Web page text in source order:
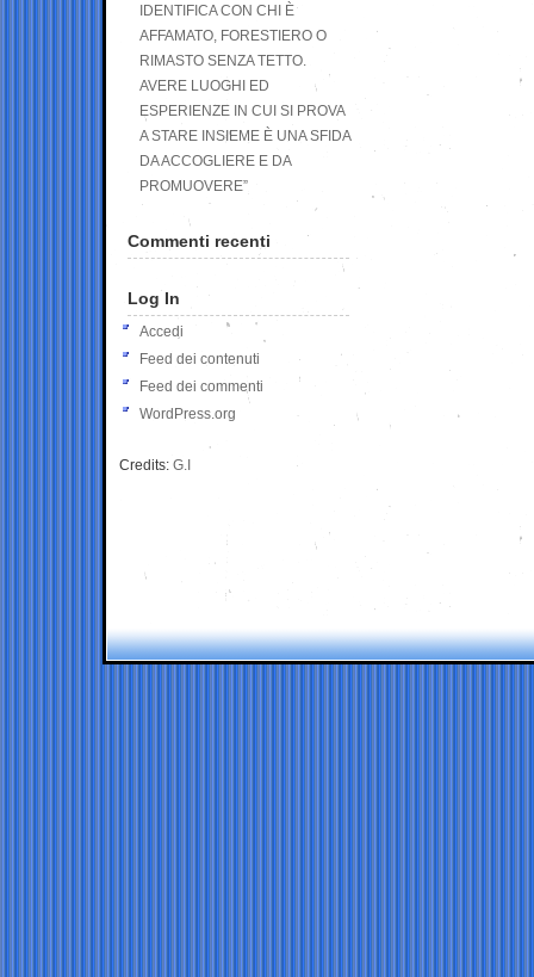
IDENTIFICA CON CHI È
AFFAMATO, FORESTIERO O
RIMASTO SENZA TETTO.
AVERE LUOGHI ED
ESPERIENZE IN CUI SI PROVA
A STARE INSIEME È UNA SFIDA
DA ACCOGLIERE E DA
PROMUOVERE”
Commenti recenti
Log In
Accedi
Feed dei contenuti
Feed dei commenti
WordPress.org
Credits: G.I